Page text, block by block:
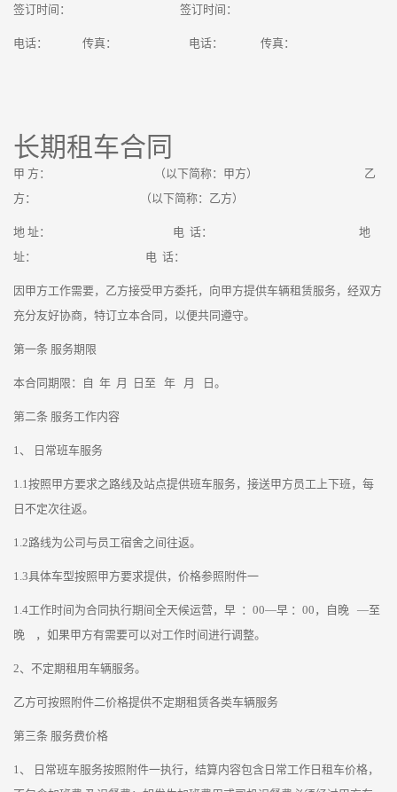
签订时间： 签订时间：
电话： 传真： 电话： 传真：
长期租车合同
甲 方： （以下简称：甲方） 乙
方： （以下简称：乙方）
地 址： 电 话： 地
址： 电 话：
因甲方工作需要，乙方接受甲方委托，向甲方提供车辆租赁服务，经双方
充分友好协商，特订立本合同，以便共同遵守。
第一条 服务期限
本合同期限：自 年 月 日至 年 月 日。
第二条 服务工作内容
1、 日常班车服务
1.1按照甲方要求之路线及站点提供班车服务，接送甲方员工上下班，每
日不定次往返。
1.2路线为公司与员工宿舍之间往返。
1.3具体车型按照甲方要求提供，价格参照附件一
1.4工作时间为合同执行期间全天候运营，早 ：00—早 ：00，自晚 —至
晚 ，如果甲方有需要可以对工作时间进行调整。
2、不定期租用车辆服务。
乙方可按照附件二价格提供不定期租赁各类车辆服务
第三条 服务费价格
1、 日常班车服务按照附件一执行，结算内容包含日常工作日租车价格，